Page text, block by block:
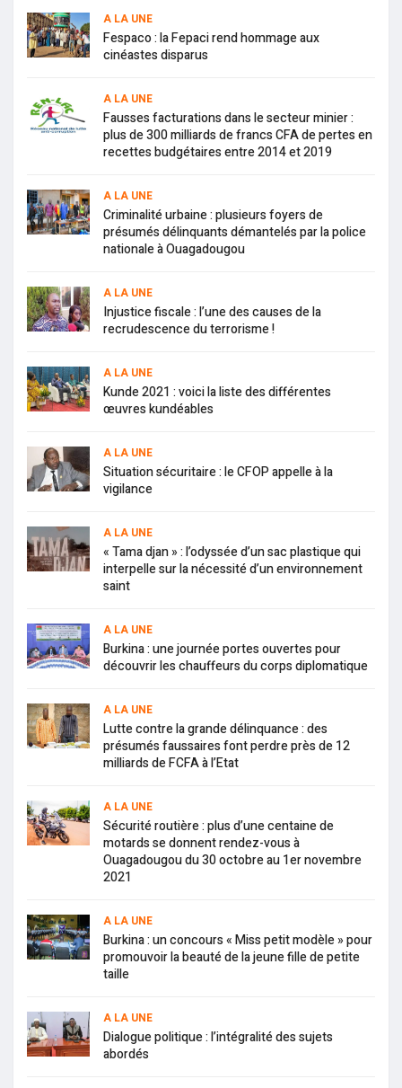
A LA UNE
Fespaco : la Fepaci rend hommage aux
cinéastes disparus
A LA UNE
Fausses facturations dans le secteur minier :
plus de 300 milliards de francs CFA de pertes en
recettes budgétaires entre 2014 et 2019
A LA UNE
Criminalité urbaine : plusieurs foyers de
présumés délinquants démantelés par la police
nationale à Ouagadougou
A LA UNE
Injustice fiscale : l’une des causes de la
recrudescence du terrorisme !
A LA UNE
Kunde 2021 : voici la liste des différentes
œuvres kundéables
A LA UNE
Situation sécuritaire : le CFOP appelle à la
vigilance
A LA UNE
« Tama djan » : l’odyssée d’un sac plastique qui
interpelle sur la nécessité d’un environnement
saint
A LA UNE
Burkina : une journée portes ouvertes pour
découvrir les chauffeurs du corps diplomatique
A LA UNE
Lutte contre la grande délinquance : des
présumés faussaires font perdre près de 12
milliards de FCFA à l’Etat
A LA UNE
Sécurité routière : plus d’une centaine de
motards se donnent rendez-vous à
Ouagadougou du 30 octobre au 1er novembre
2021
A LA UNE
Burkina : un concours « Miss petit modèle » pour
promouvoir la beauté de la jeune fille de petite
taille
A LA UNE
Dialogue politique : l’intégralité des sujets
abordés